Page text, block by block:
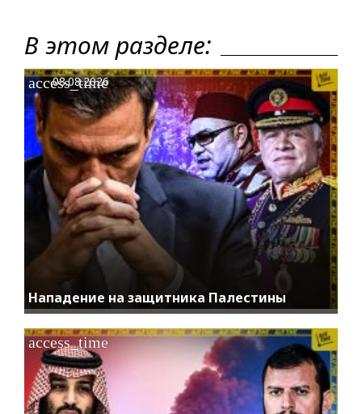
В этом разделе:
Нападение на защитника Палестины
access_time
08.08.2026
access_time